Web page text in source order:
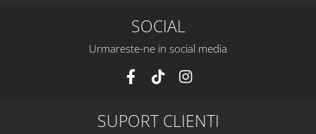
SOCIAL
Urmareste-ne in social media
SUPORT CLIENTI